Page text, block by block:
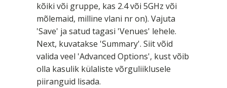
kõiki või gruppe, kas 2.4 või 5GHz või
mõlemaid, milline vlani nr on). Vajuta
'Save' ja satud tagasi 'Venues' lehele.
Next, kuvatakse 'Summary'. Siit võid
valida veel 'Advanced Options', kust võib
olla kasulik külaliste võrguliiklusele
piiranguid lisada.